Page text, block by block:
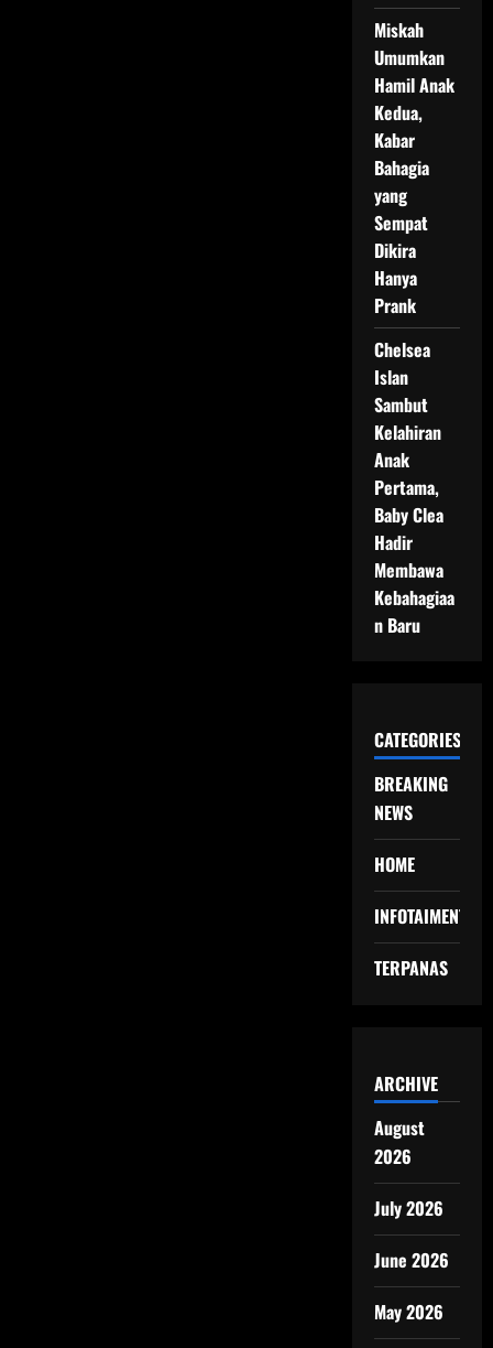
Miskah
Umumkan
Hamil Anak
Kedua,
Kabar
Bahagia
yang
Sempat
Dikira
Hanya
Prank
Chelsea
Islan
Sambut
Kelahiran
Anak
Pertama,
Baby Clea
Hadir
Membawa
Kebahagiaa
n Baru
CATEGORIES
BREAKING
NEWS
HOME
INFOTAIMENT
TERPANAS
ARCHIVE
August
2026
July 2026
June 2026
May 2026